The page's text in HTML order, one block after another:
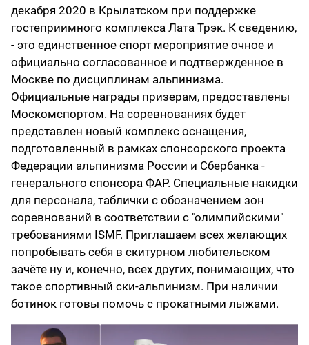
декабря 2020 в Крылатском при поддержке
гостеприимного комплекса Лата Трэк. К сведению,
- это единственное спорт мероприятие очное и
официально согласованное и подтвержденное в
Москве по дисциплинам альпинизма.
Официальные награды призерам, предоставлены
Москомспортом. На соревнованиях будет
представлен новый комплекс оснащения,
подготовленный в рамках спонсорского проекта
Федерации альпинизма России и Сбербанка -
генерального спонсора ФАР. Специальные накидки
для персонала, таблички с обозначением зон
соревнований в соответствии с "олимпийскими"
требованиями ISMF. Приглашаем всех желающих
попробывать себя в скитурном любительском
зачёте ну и, конечно, всех других, понимающих, что
такое спортивный ски-альпинизм. При наличии
ботинок готовы помочь с прокатными лыжами.